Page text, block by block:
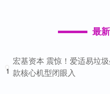
最
1
宏基资本 震惊！爱适易垃
款核心机型闭眼入